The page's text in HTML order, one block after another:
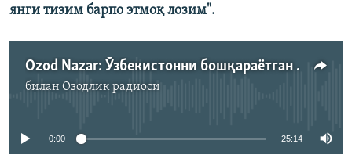
янги тизим барпо этмоқ лозим".
Ozod Nazar: Ўзбекистонни бошқараëтган МХХ тугатилиши керак!
билан Озодлик радиоси
Айни дамда медиа-манба мавжуд эмас
0:00 25:14